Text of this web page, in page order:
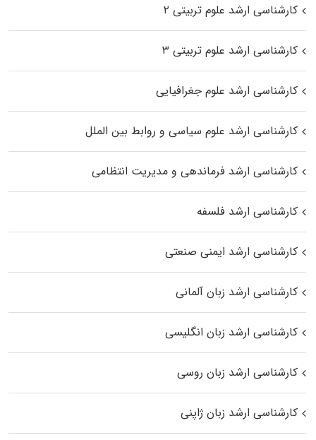
کارشناسی ارشد علوم تربیتی ۲
کارشناسی ارشد علوم تربیتی ۳
کارشناسی ارشد علوم جغرافیایی
کارشناسی ارشد علوم سیاسی و روابط بین الملل
کارشناسی ارشد فرماندهی و مدیریت انتظامی
کارشناسی ارشد فلسفه
کارشناسی ارشد ایمنی صنعتی
کارشناسی ارشد زبان آلمانی
کارشناسی ارشد زبان انگلیسی
کارشناسی ارشد زبان روسی
کارشناسی ارشد زبان ژاپنی